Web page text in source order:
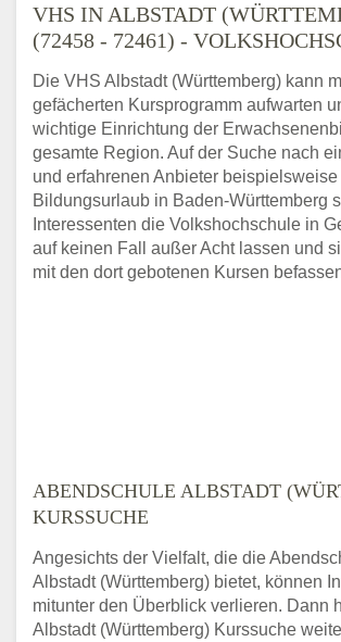
VHS IN ALBSTADT
(72458 - 72461) -
Die VHS Albstadt (Württemberg) kann
gefächerten Kursprogramm aufwarten
wichtige Einrichtung der
gesamte Region. Auf der Suche nach
und erfahrenen Anbieter beispielsweise
Bildungsurlaub in Baden-Württemberg
Interessenten die Volkshochschule in
auf keinen Fall außer Acht lassen und
mit den dort gebotenen Kursen
ABENDSCHULE ALBSTADT
KURSSUCHE
Angesichts der Vielfalt, die die
Albstadt (Württemberg) bietet, können
mitunter den Überblick verlieren. Dann
Albstadt (Württemberg) Kurssuche